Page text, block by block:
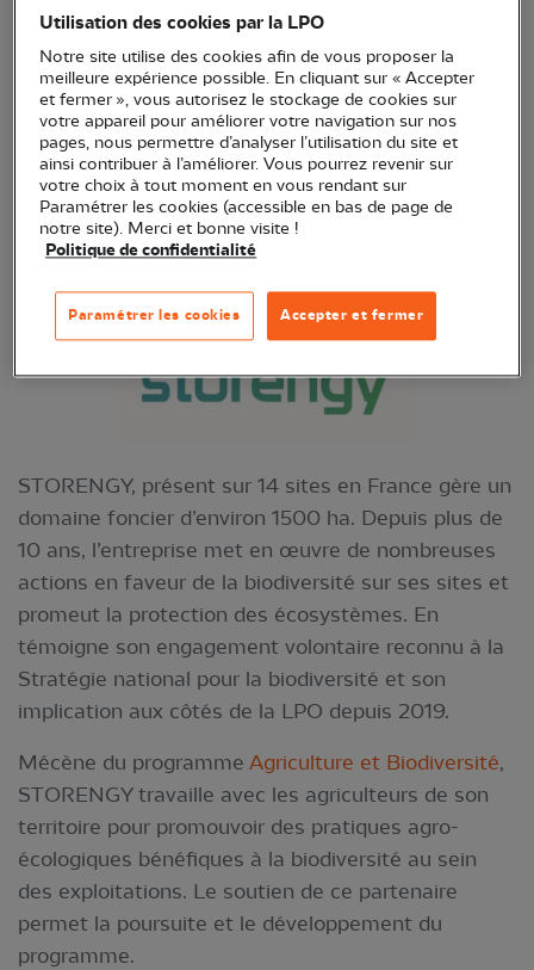
naturel. Fort de 60 ans d’expérience, Storengy
conçoit, développe et exploite des installations de
stockage, et offre à ses clients des produits
innovants. Storengy se positionne aujourd’hui
comme un acteur-clé dans le développement de la
géothermie (production de chaleur ou de froid et
production d’électricité) et de solutions novatrices
de production et de stockage de gaz renouvelables
STORENGY, présent sur 14 sites en France gère un
domaine foncier d’environ 1500 ha. Depuis plus de
10 ans, l’entreprise met en œuvre de nombreuses
actions en faveur de la biodiversité sur ses sites et
promeut la protection des écosystèmes. En
témoigne son engagement volontaire reconnu à la
Stratégie national pour la biodiversité et son
implication aux côtés de la LPO depuis 2019.
Mécène du programme Agriculture et Biodiversité,
STORENGY travaille avec les agriculteurs de son
territoire pour promouvoir des pratiques agro-
écologiques bénéfiques à la biodiversité au sein
des exploitations. Le soutien de ce partenaire
permet la poursuite et le développement du
programme.
Utilisation des cookies par la LPO
Notre site utilise des cookies afin de vous proposer la
meilleure expérience possible. En cliquant sur « Accepter
et fermer », vous autorisez le stockage de cookies sur
votre appareil pour améliorer votre navigation sur nos
pages, nous permettre d’analyser l’utilisation du site et
ainsi contribuer à l’améliorer. Vous pourrez revenir sur
votre choix à tout moment en vous rendant sur
Paramétrer les cookies (accessible en bas de page de
notre site). Merci et bonne visite !
Politique de confidentialité
Accepter et fermer
Paramétrer les cookies